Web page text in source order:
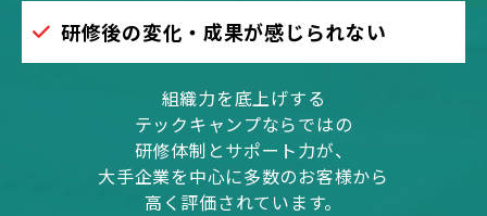
研修後の変化・成果が感じられない
組織力を底上げする
テックキャンプならではの
研修体制とサポート力が、
大手企業を中心に多数のお客様から
高く評価されています。